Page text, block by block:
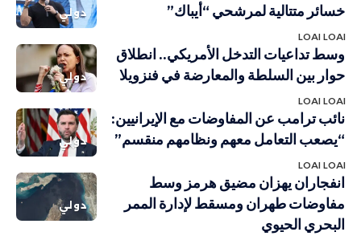
دولي
خسائر متتالية لمرشحي “أيباك”
LOAI LOAI
دولي
وسط تداعيات التدخل الأمريكي.. انطلاق
حوار بين السلطة والمعارضة في فنزويلا
LOAI LOAI
دولي
نائب ترامب عن المفاوضات مع الإيرانيين:
“يصعب التعامل معهم ونظامهم منقسم”
LOAI LOAI
دولي
انفجاران يهزان مضيق هرمز وسط
مفاوضات طهران ومسقط لإدارة الممر
البحري الحيوي